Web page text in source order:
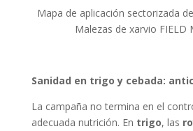
Mapa de aplicación sectorizada
Malezas de xarvio FIELD
Sanidad en trigo y cebada:
La campaña no termina en el
adecuada nutrición. En trigo, las